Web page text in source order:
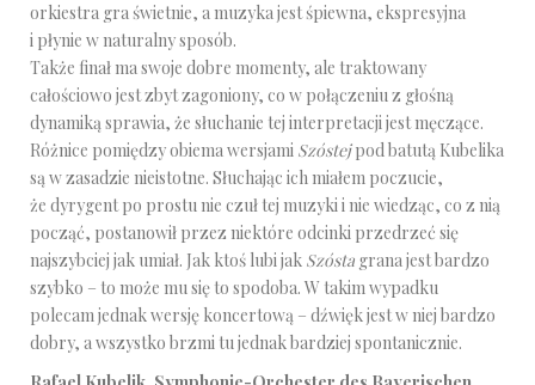
orkiestra gra świetnie, a muzyka jest śpiewna, ekspresyjna
i płynie w naturalny sposób.
Także finał ma swoje dobre momenty, ale traktowany
całościowo jest zbyt zagoniony, co w połączeniu z głośną
dynamiką sprawia, że słuchanie tej interpretacji jest męczące.
Różnice pomiędzy obiema wersjami Szóstejpod batutą Kubelika
są w zasadzie nieistotne. Słuchając ich miałem poczucie,
że dyrygent po prostu nie czuł tej muzyki i nie wiedząc, co z nią
począć, postanowił przez niektóre odcinki przedrzeć się
najszybciej jak umiał. Jak ktoś lubi jak Szósta grana jest bardzo
szybko – to może mu się to spodoba. W takim wypadku
polecam jednak wersję koncertową – dźwięk jest w niej bardzo
dobry, a wszystko brzmi tu jednak bardziej spontanicznie.